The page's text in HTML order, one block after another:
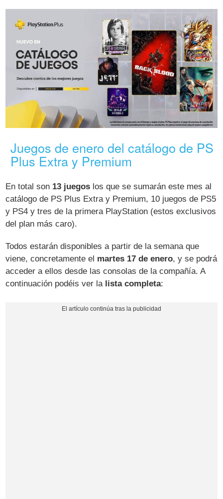
Juegos de enero del catálogo de PS
Plus Extra y Premium
En total son 13 juegos los que se sumarán este mes al
catálogo de PS Plus Extra y Premium, 10 juegos de PS5
y PS4 y tres de la primera PlayStation (estos exclusivos
del plan más caro).
Todos estarán disponibles a partir de la semana que
viene, concretamente el martes 17 de enero, y se podrá
acceder a ellos desde las consolas de la compañía. A
continuación podéis ver la lista completa: